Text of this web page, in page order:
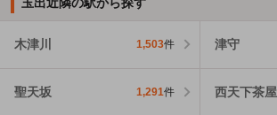
木津川 1,503件 津守
聖天坂 1,291件 西天下茶屋